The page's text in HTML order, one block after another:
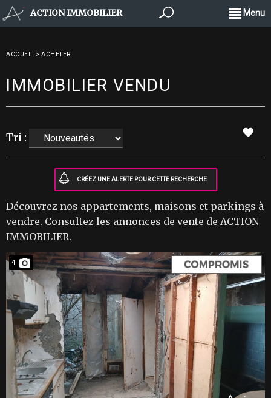
ACTION IMMOBILIER Menu
ACCUEIL > ACHETER
IMMOBILIER VENDU
Tri :
Découvrez nos appartements, maisons et parkings à
vendre. Consultez les annonces de vente de ACTION
IMMOBILIER.
4